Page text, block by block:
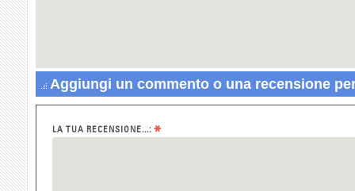
Aggiungi un commento o una recensione
LA TUA RECENSIONE...: *